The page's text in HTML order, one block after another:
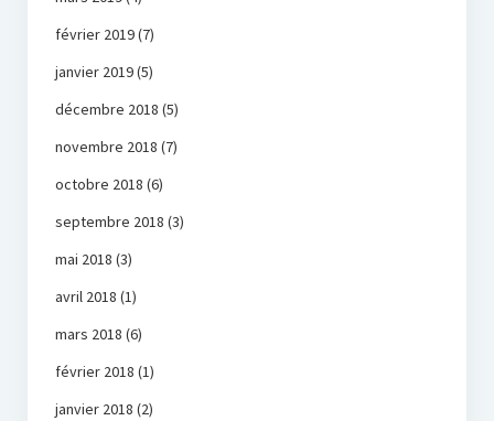
février 2019(7)
janvier 2019(5)
décembre 2018 (5)
novembre 2018 (7)
octobre 2018 (6)
septembre 2018 (3)
mai 2018 (3)
avril 2018 (1)
mars 2018 (6)
février 2018 (1)
janvier 2018 (2)